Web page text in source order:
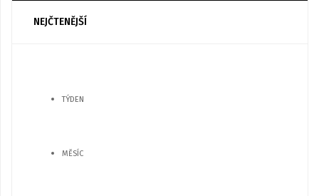
NEJČTENĚJŠÍ
TÝDEN
MĚSÍC